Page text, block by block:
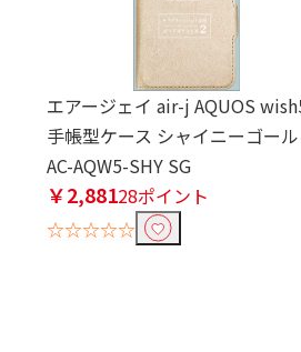
エアージェイ air-j AQUOS
手帳型ケース シャイニーゴー
AC-AQW5-SHY SG
￥2,88128ポイント
☆☆☆☆☆